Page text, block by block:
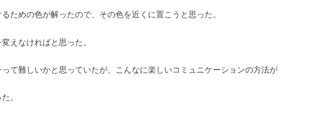
るための色が解ったので、その色を近くに置こうと思った。
えなければと思った。
って難しいかと思っていたが、こんなに楽しいコミュニケーションの方法が
。